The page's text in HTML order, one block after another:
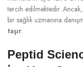
tercih edilmektedir.
bir sağlık uzmanına
taşır.
Peptid